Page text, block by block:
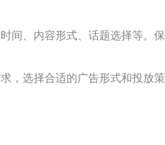
、内容形式、话题选择等。
选择合适的广告形式和投放